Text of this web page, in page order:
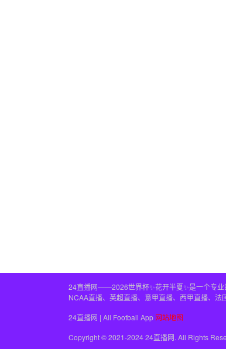
24直播网——2026世界杯✨花开半夏✨是一个专业
NCAA直播、英超直播、意甲直播、西甲直播、法
24直播网 | All Football App 网站地图
Copyright © 2021-2024 24直播网. All Rights